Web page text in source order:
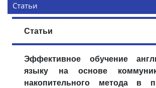
Статьи
Статьи
Эффективное обучение
языку на основе
накопительного метода в
Оставляйте здесь свои обращения по
Выберите тему — затем появятся
конкретные вопросы:
1. Документы (бакалавр) (5)